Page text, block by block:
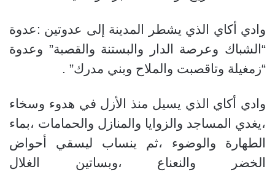
وادي أكاي الذي يشطر المدينة إلى عدوتين :عدوة
“الشباك وعرصة الدار والبستنة والقصبة” وعدوة
“زمغيلة وتاقصبت والملاح وبني مدرك” .
وادي أكاي الذي يسيل منذ الأزل في هدوء وسخاء
،يغدي المساجد والزوايا والمنازل والحمامات ،بماء
الطهارة والوضوء ،ثم ينساب ليسقي أحواض
الخضر والنعناع ،وبساتين الغلال